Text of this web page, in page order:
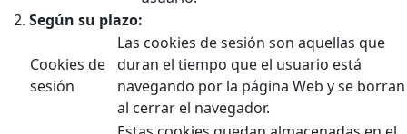
Según su plazo:
Cookies de
sesión
Las cookies de sesión son aquellas que
duran el tiempo que el usuario está
navegando por la página Web y se borran
al cerrar el navegador.